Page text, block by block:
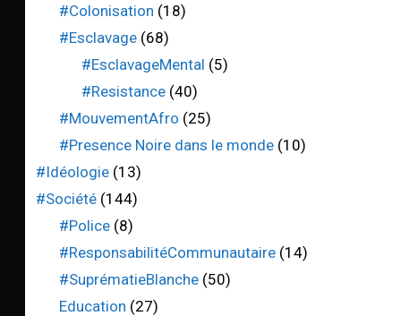
#Colonisation (18)
#Esclavage(68)
#EsclavageMental (5)
#Resistance (40)
#MouvementAfro (25)
#Presence Noire dans le monde(10)
#Idéologie (13)
#Société (144)
#Police(8)
#ResponsabilitéCommunautaire(14)
#SuprématieBlanche(50)
Education (27)